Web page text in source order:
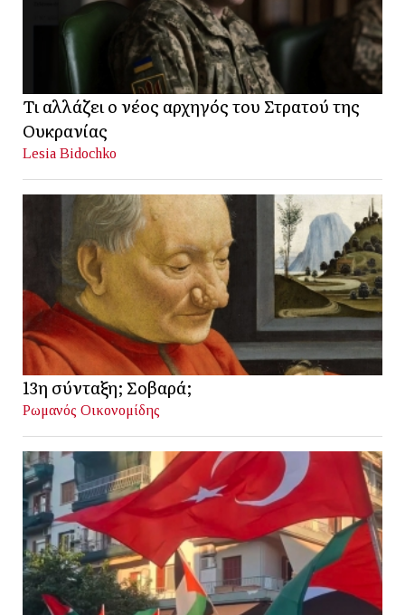
Τι αλλάζει ο νέος αρχηγός του Στρατού της
Ουκρανίας
Lesia Bidochko
13η σύνταξη; Σοβαρά;
Ρωμανός Οικονομίδης